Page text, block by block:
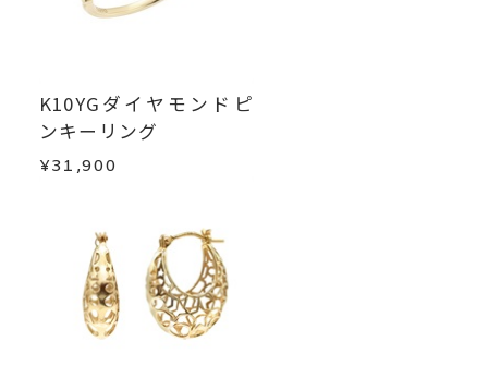
K10YGダイヤモンドピ
ンキーリング
¥31,900